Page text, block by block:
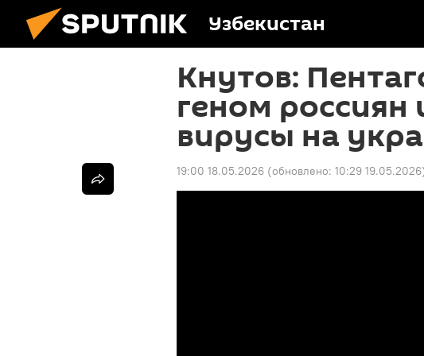
Узбекистан
Кнутов:
геном
вирусы на
19:00 18.05.2026 (обновлено: 10:29 19.05.2026